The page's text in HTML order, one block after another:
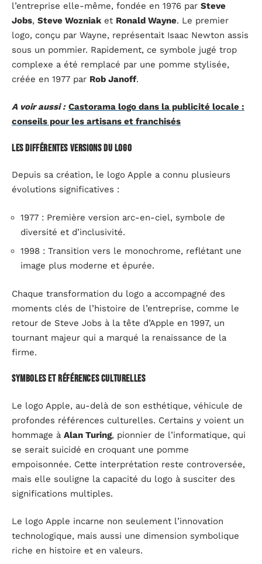
l’entreprise elle-même, fondée en 1976 par Steve
Jobs, Steve Wozniak et Ronald Wayne. Le premier
logo, conçu par Wayne, représentait Isaac Newton assis
sous un pommier. Rapidement, ce symbole jugé trop
complexe a été remplacé par une pomme stylisée,
créée en 1977 par Rob Janoff.
A voir aussi : Castorama logo dans la publicité locale :
conseils pour les artisans et franchisés
Les différentes versions du logo
Depuis sa création, le logo Apple a connu plusieurs
évolutions significatives :
1977 : Première version arc-en-ciel, symbole de
diversité et d’inclusivité.
1998 : Transition vers le monochrome, reflétant une
image plus moderne et épurée.
Chaque transformation du logo a accompagné des
moments clés de l’histoire de l’entreprise, comme le
retour de Steve Jobs à la tête d’Apple en 1997, un
tournant majeur qui a marqué la renaissance de la
firme.
Symboles et références culturelles
Le logo Apple, au-delà de son esthétique, véhicule de
profondes références culturelles. Certains y voient un
hommage à Alan Turing, pionnier de l’informatique, qui
se serait suicidé en croquant une pomme
empoisonnée. Cette interprétation reste controversée,
mais elle souligne la capacité du logo à susciter des
significations multiples.
Le logo Apple incarne non seulement l’innovation
technologique, mais aussi une dimension symbolique
riche en histoire et en valeurs.